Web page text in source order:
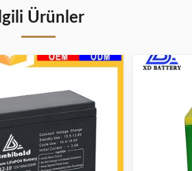
İlgili Ürünler